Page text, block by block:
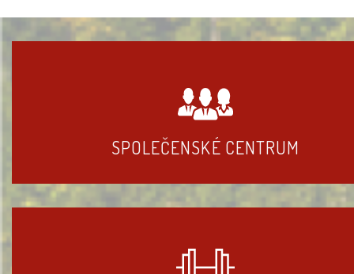
SPOLEČENSKÉ CENTRUM